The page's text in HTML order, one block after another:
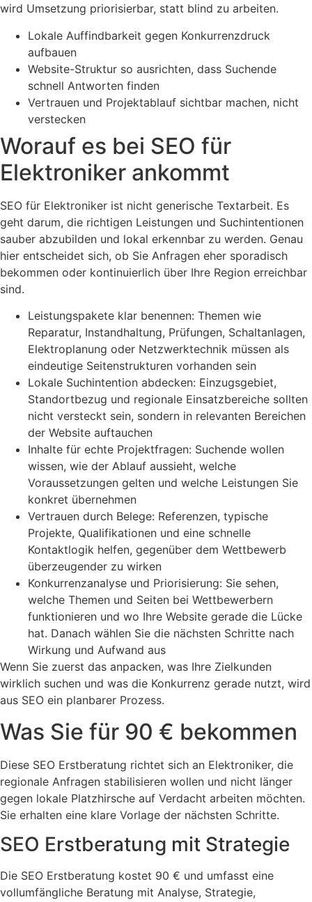
wird Umsetzung priorisierbar, statt blind zu arbeiten.
Lokale Auffindbarkeit gegen Konkurrenzdruck
aufbauen
Website-Struktur so ausrichten, dass Suchende
schnell Antworten finden
Vertrauen und Projektablauf sichtbar machen, nicht
verstecken
Worauf es bei SEO für
Elektroniker ankommt
SEO für Elektroniker ist nicht generische Textarbeit. Es
geht darum, die richtigen Leistungen und Suchintentionen
sauber abzubilden und lokal erkennbar zu werden. Genau
hier entscheidet sich, ob Sie Anfragen eher sporadisch
bekommen oder kontinuierlich über Ihre Region erreichbar
sind.
Leistungspakete klar benennen: Themen wie
Reparatur, Instandhaltung, Prüfungen, Schaltanlagen,
Elektroplanung oder Netzwerktechnik müssen als
eindeutige Seitenstrukturen vorhanden sein
Lokale Suchintention abdecken: Einzugsgebiet,
Standortbezug und regionale Einsatzbereiche sollten
nicht versteckt sein, sondern in relevanten Bereichen
der Website auftauchen
Inhalte für echte Projektfragen: Suchende wollen
wissen, wie der Ablauf aussieht, welche
Voraussetzungen gelten und welche Leistungen Sie
konkret übernehmen
Vertrauen durch Belege: Referenzen, typische
Projekte, Qualifikationen und eine schnelle
Kontaktlogik helfen, gegenüber dem Wettbewerb
überzeugender zu wirken
Konkurrenzanalyse und Priorisierung: Sie sehen,
welche Themen und Seiten bei Wettbewerbern
funktionieren und wo Ihre Website gerade die Lücke
hat. Danach wählen Sie die nächsten Schritte nach
Wirkung und Aufwand aus
Wenn Sie zuerst das anpacken, was Ihre Zielkunden
wirklich suchen und was die Konkurrenz gerade nutzt, wird
aus SEO ein planbarer Prozess.
Was Sie für 90 € bekommen
Diese SEO Erstberatung richtet sich an Elektroniker, die
regionale Anfragen stabilisieren wollen und nicht länger
gegen lokale Platzhirsche auf Verdacht arbeiten möchten.
Sie erhalten eine klare Vorlage der nächsten Schritte.
SEO Erstberatung mit Strategie
Die SEO Erstberatung kostet 90 € und umfasst eine
vollumfängliche Beratung mit Analyse, Strategie,